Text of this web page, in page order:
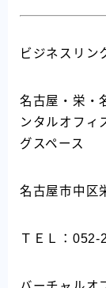
ビジネスリン
名古屋・栄・
ンタルオフィ
グスペース
名古屋市中区
ＴＥＬ：052-